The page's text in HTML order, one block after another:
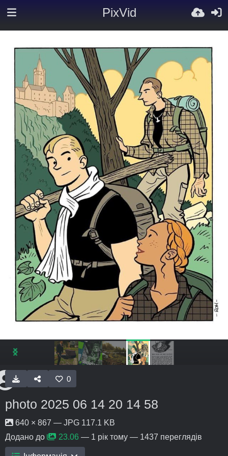
PixVid
0
photo 2025 06 14 20 14 58
640 × 867 — JPG 117.1 KB
Додано до
23.06 — 1 рік тому — 1437 переглядів